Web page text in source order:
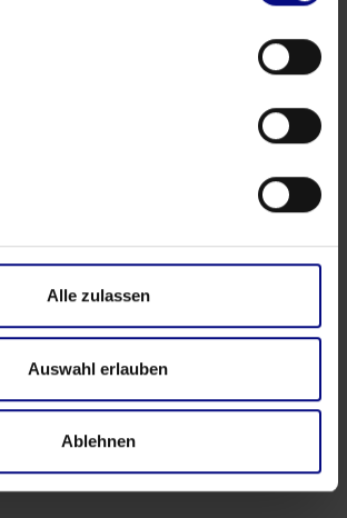
Alle zulassen
Auswahl erlauben
Ablehnen